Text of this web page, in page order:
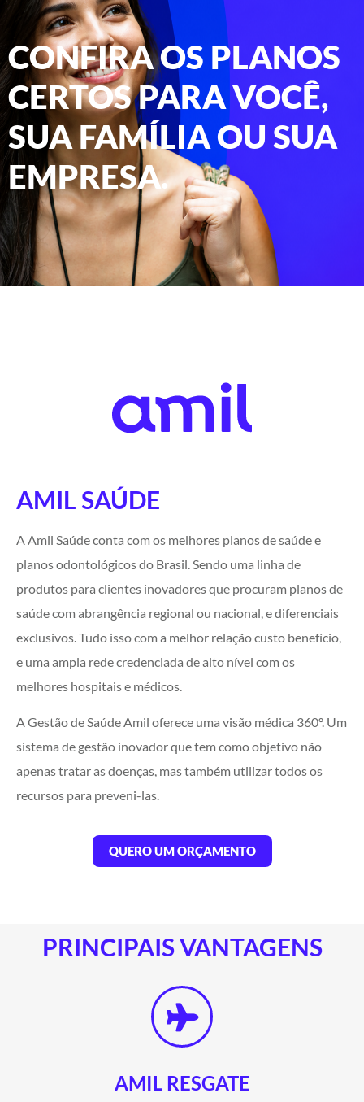
CONFIRA OS PLANOS
CERTOS PARA VOCÊ,
SUA FAMÍLIA OU SUA
EMPRESA.
AMIL SAÚDE
A Amil Saúde conta com os melhores planos de saúde e
planos odontológicos do Brasil. Sendo uma linha de
produtos para clientes inovadores que procuram planos de
saúde com abrangência regional ou nacional, e diferenciais
exclusivos. Tudo isso com a melhor relação custo benefício,
e uma ampla rede credenciada de alto nível com os
melhores hospitais e médicos.
A Gestão de Saúde Amil oferece uma visão médica 360º. Um
sistema de gestão inovador que tem como objetivo não
apenas tratar as doenças, mas também utilizar todos os
recursos para preveni-las.
QUERO UM ORÇAMENTO
PRINCIPAIS VANTAGENS
AMIL RESGATE